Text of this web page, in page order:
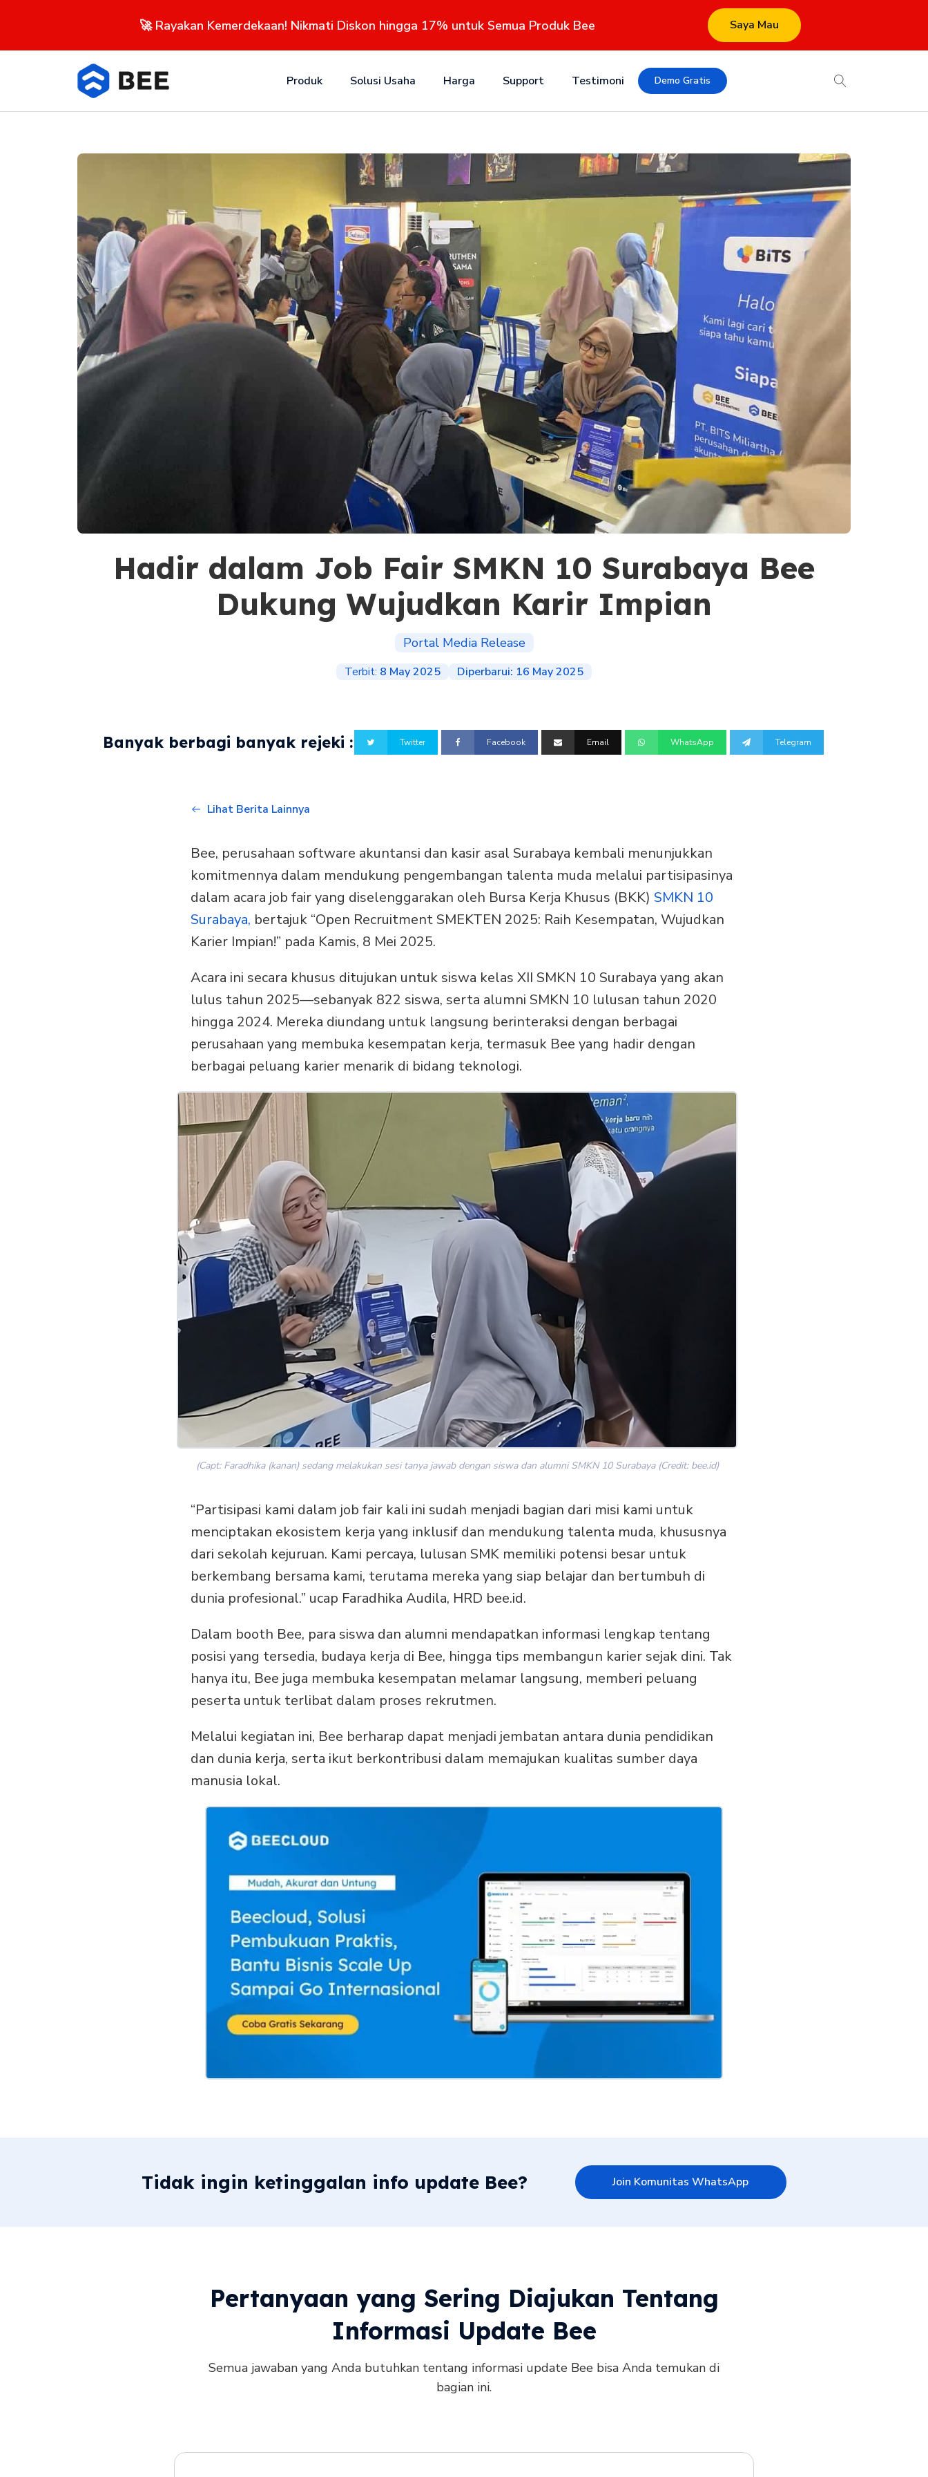
🚀 Rayakan Kemerdekaan! Nikmati Diskon hingga 17% untuk Semua Produk Bee Saya Mau
Produk Solusi Usaha Harga Support Testimoni Demo Gratis
Hadir dalam Job Fair SMKN 10 Surabaya Bee
Dukung Wujudkan Karir Impian
Portal Media Release
Terbit: 8 May 2025 Diperbarui: 16 May 2025
Banyak berbagi banyak rejeki : Twitter Facebook Email WhatsApp Telegram
Lihat Berita Lainnya
Bee, perusahaan software akuntansi dan kasir asal Surabaya kembali menunjukkan
komitmennya dalam mendukung pengembangan talenta muda melalui partisipasinya
dalam acara job fair yang diselenggarakan oleh Bursa Kerja Khusus (BKK) SMKN 10
Surabaya, bertajuk “Open Recruitment SMEKTEN 2025: Raih Kesempatan, Wujudkan
Karier Impian!” pada Kamis, 8 Mei 2025.
Acara ini secara khusus ditujukan untuk siswa kelas XII SMKN 10 Surabaya yang akan
lulus tahun 2025—sebanyak 822 siswa, serta alumni SMKN 10 lulusan tahun 2020
hingga 2024. Mereka diundang untuk langsung berinteraksi dengan berbagai
perusahaan yang membuka kesempatan kerja, termasuk Bee yang hadir dengan
berbagai peluang karier menarik di bidang teknologi.
(Capt: Faradhika (kanan) sedang melakukan sesi tanya jawab dengan siswa dan alumni SMKN 10 Surabaya (Credit: bee.id)
“Partisipasi kami dalam job fair kali ini sudah menjadi bagian dari misi kami untuk
menciptakan ekosistem kerja yang inklusif dan mendukung talenta muda, khususnya
dari sekolah kejuruan. Kami percaya, lulusan SMK memiliki potensi besar untuk
berkembang bersama kami, terutama mereka yang siap belajar dan bertumbuh di
dunia profesional.” ucap Faradhika Audila, HRD bee.id.
Dalam booth Bee, para siswa dan alumni mendapatkan informasi lengkap tentang
posisi yang tersedia, budaya kerja di Bee, hingga tips membangun karier sejak dini. Tak
hanya itu, Bee juga membuka kesempatan melamar langsung, memberi peluang
peserta untuk terlibat dalam proses rekrutmen.
Melalui kegiatan ini, Bee berharap dapat menjadi jembatan antara dunia pendidikan
dan dunia kerja, serta ikut berkontribusi dalam memajukan kualitas sumber daya
manusia lokal.
Tidak ingin ketinggalan info update Bee? Join Komunitas WhatsApp
Pertanyaan yang Sering Diajukan Tentang
Informasi Update Bee
Semua jawaban yang Anda butuhkan tentang informasi update Bee bisa Anda temukan di
bagian ini.